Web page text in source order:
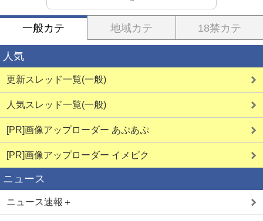
一般カテ 地域カテ 18禁カテ
人気
更新スレッド一覧(一般)
人気スレッド一覧(一般)
[PR]画像アップローダー あぷあぷ
[PR]画像アップローダー イメピク
ニュース
ニュース速報＋